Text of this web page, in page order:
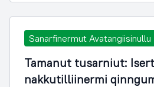
Sanarfinermut
Tamanut tusarniut:
nakkutilliinermi